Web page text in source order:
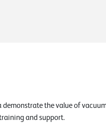
demonstrate the value of
and support.